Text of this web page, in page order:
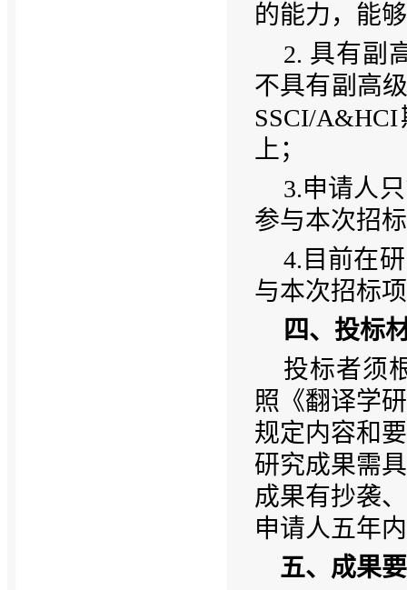
的能力，能
2. 具有副
不具有副高
SSCI/
上；
3.申请人
参与本次招
4.目前在
与本次招标
四、投标
投标者须
照《翻译学
规定内容和
研究成果需
成果有抄袭
申请人五年
五、成果